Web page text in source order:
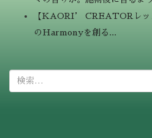
【KAORI’ CREATORレッ
のHarmonyを創る...
索: